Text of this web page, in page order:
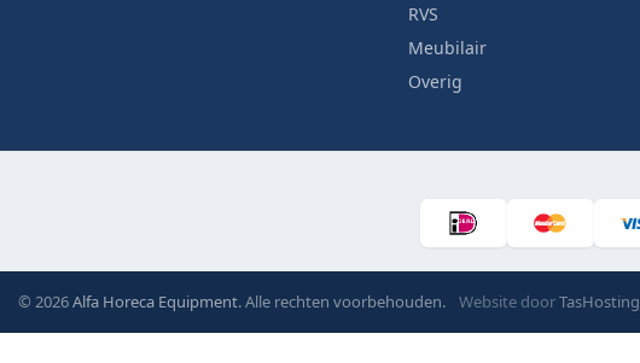
RVS
Meubilair
Overig
© 2026Alfa Horeca Equipment. Alle rechten voorbehouden. Website doorTasHosting